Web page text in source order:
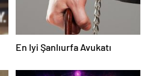
En Iyi Şanlıurfa Avukatı